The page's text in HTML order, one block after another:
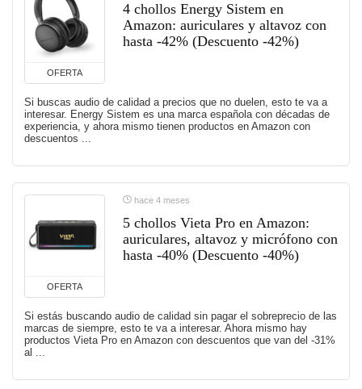
OFERTA
4 chollos Energy Sistem en
Amazon: auriculares y altavoz con
hasta -42% (Descuento -42%)
Si buscas audio de calidad a precios que no duelen, esto te va a
interesar. Energy Sistem es una marca española con décadas de
experiencia, y ahora mismo tienen productos en Amazon con
descuentos ...
OFERTA
hace 4 meses
5 chollos Vieta Pro en Amazon:
auriculares, altavoz y micrófono con
hasta -40% (Descuento -40%)
Si estás buscando audio de calidad sin pagar el sobreprecio de las
marcas de siempre, esto te va a interesar. Ahora mismo hay
productos Vieta Pro en Amazon con descuentos que van del -31%
al ...